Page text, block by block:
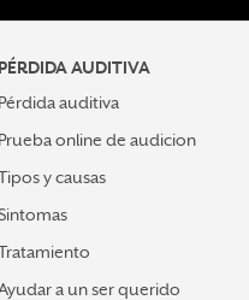
PÉRDIDA AUDITIVA
Pérdida auditiva
Prueba online de audicion
y causas
a un ser querido